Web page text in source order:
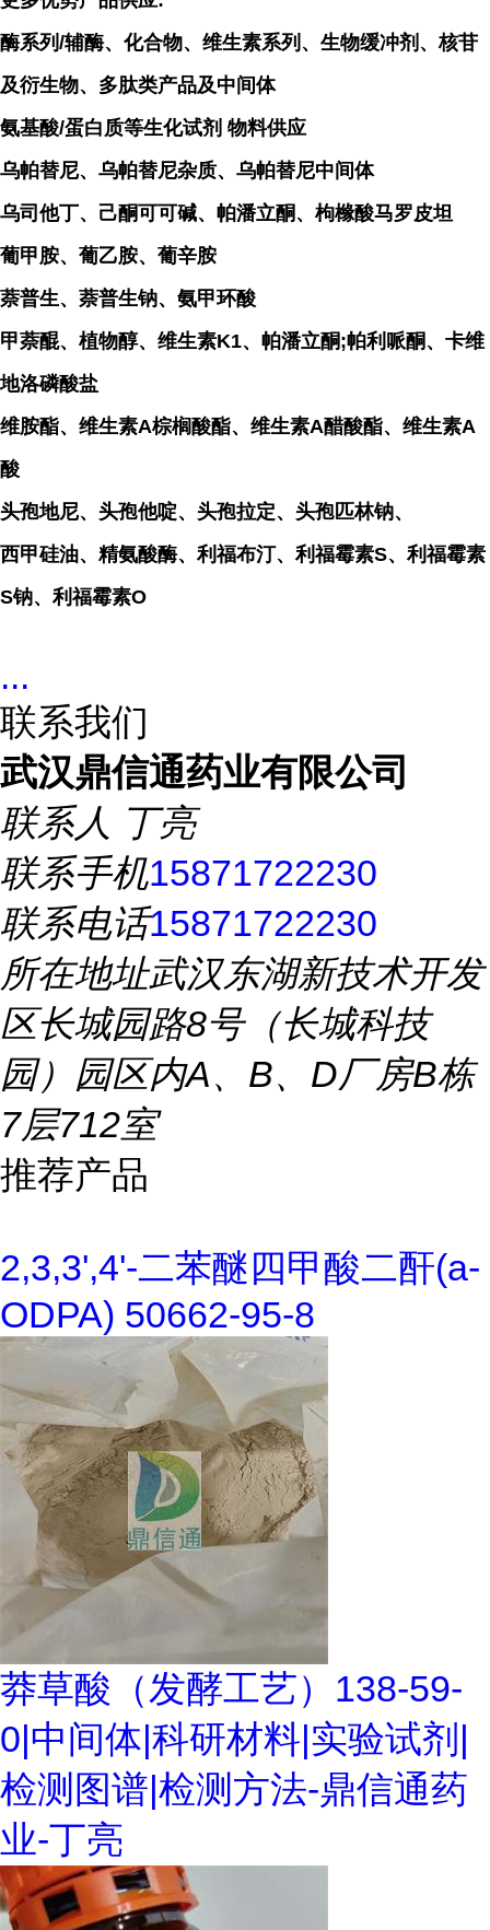
酶系列/辅酶、化合物、维生素系列、生物缓冲剂、核苷
及衍生物、多肽类产品及中间体
氨基酸/蛋白质等生化试剂 物料供应
乌帕替尼、乌帕替尼杂质、乌帕替尼中间体
乌司他丁、己酮可可碱、帕潘立酮、枸橼酸马罗皮坦
葡甲胺、葡乙胺、葡辛胺
萘普生、萘普生钠、氨甲环酸
甲萘醌、植物醇、维生素K1、帕潘立酮;帕利哌酮、卡维
地洛磷酸盐
维胺酯、维生素A棕榈酸酯、维生素A醋酸酯、维生素A
酸
头孢地尼、头孢他啶、头孢拉定、头孢匹林钠、
西甲硅油、精氨酸酶、利福布汀、利福霉素S、利福霉素
S钠、利福霉素O
...
联系我们
武汉鼎信通药业有限公司
联系人 丁亮
联系手机15871722230
联系电话15871722230
所在地址武汉东湖新技术开发
区长城园路8号（长城科技
园）园区内A、B、D厂房B栋
7层712室
推荐产品
2,3,3',4'-二苯醚四甲酸二酐(a-
ODPA) 50662-95-8
莽草酸（发酵工艺）138-59-
0|中间体|科研材料|实验试剂|
检测图谱|检测方法-鼎信通药
业-丁亮